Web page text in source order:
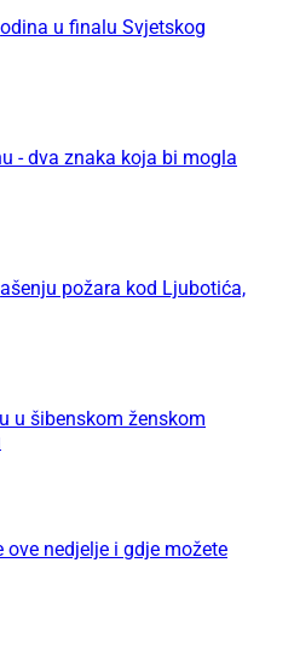
u finalu Svjetskog
- dva znaka koja bi mogla
požara kod Ljubotića,
u šibenskom ženskom
ove nedjelje i gdje možete